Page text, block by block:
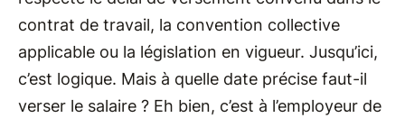
contrat de travail, la convention collective
applicable ou la législation en vigueur. Jusqu’ici,
c’est logique. Mais à quelle date précise faut-il
verser le salaire ? Eh bien, c’est à l’employeur de